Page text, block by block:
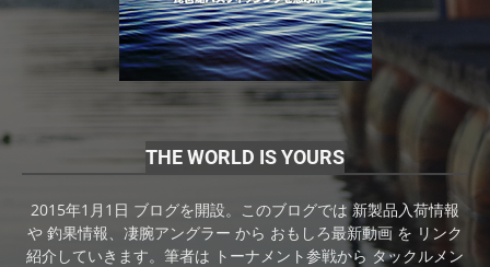
THE WORLD IS YOURS
2015年1月1日 ブログを開設。このブログでは 新製品入荷情報
や 釣果情報、凄腕アングラー から おもしろ最新動画 を リンク
紹介していきます。筆者は トーナメント参戦から タックルメン